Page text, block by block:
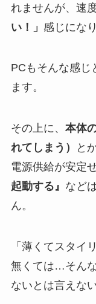
れませんが、速
い！」 感じにな
PC もそんな感じ
ます。
その上に、 本体
れてしまう）
と
電源供給が安定
起動する』 など
ん。
「薄くてスタイ
無くては…そん
ないとは言えな